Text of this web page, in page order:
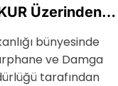
Üzerinden
bünyesinde
ve Damga
tarafından